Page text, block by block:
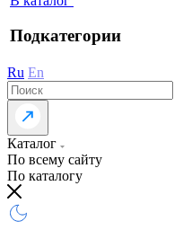
Подкатегории
Ru En
Каталог
По всему сайту
По каталогу